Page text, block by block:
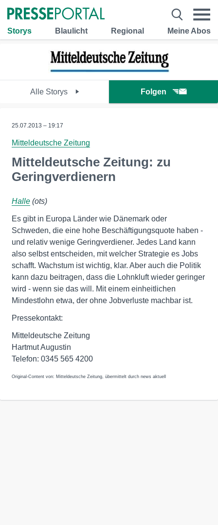
Storys Blaulicht Regional Meine Abos
Alle Storys Folgen
25.07.2013 – 19:17
Mitteldeutsche Zeitung
Mitteldeutsche Zeitung: zu
Geringverdienern
Halle (ots)
Es gibt in Europa Länder wie Dänemark oder
Schweden, die eine hohe Beschäftigungsquote haben -
und relativ wenige Geringverdiener. Jedes Land kann
also selbst entscheiden, mit welcher Strategie es Jobs
schafft. Wachstum ist wichtig, klar. Aber auch die Politik
kann dazu beitragen, dass die Lohnkluft wieder geringer
wird - wenn sie das will. Mit einem einheitlichen
Mindestlohn etwa, der ohne Jobverluste machbar ist.
Pressekontakt:
Mitteldeutsche Zeitung
Hartmut Augustin
Telefon: 0345 565 4200
Original-Content von: Mitteldeutsche Zeitung, übermittelt durch news aktuell